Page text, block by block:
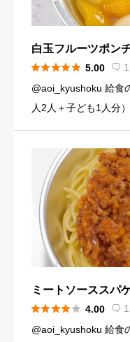
白玉フルーツポン
 5.00  1
@aoi_kyushoku 給食
人2人＋子ども1人分
4g） （白玉団子）
ミートソーススパ
 4.00  1
@aoi_kyushoku 給食